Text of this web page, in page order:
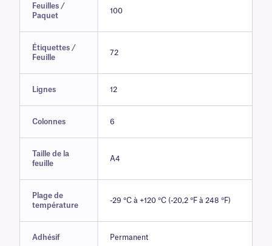
Feuilles /
Paquet
100
Étiquettes /
Feuille
72
Lignes 12
Colonnes 6
Taille de la
feuille
A4
Plage de
température
-29 °C à +120 °C (-20,2 °F à 248 °F)
Adhésif Permanent